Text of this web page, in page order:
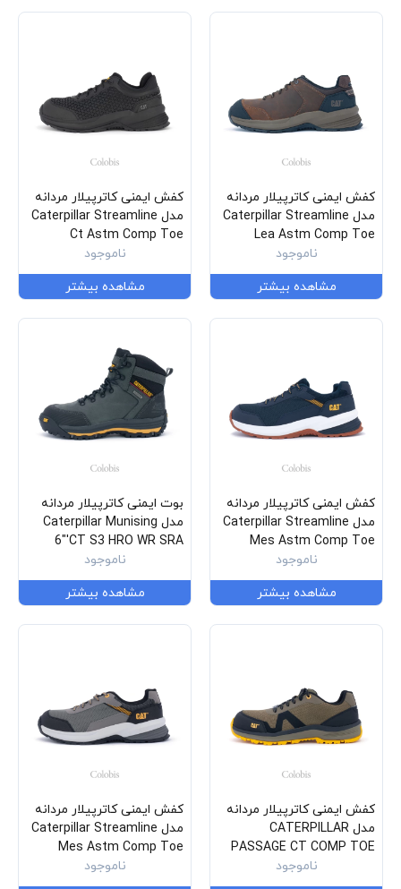
کفش ایمنی کاترپیلار مردانه
مدل Caterpillar Streamline
Lea Astm Comp Toe
ناموجود
مشاهده بیشتر
کفش ایمنی کاترپیلار مردانه
مدل Caterpillar Streamline
Ct Astm Comp Toe
ناموجود
مشاهده بیشتر
کفش ایمنی کاترپیلار مردانه
مدل Caterpillar Streamline
Mes Astm Comp Toe
ناموجود
مشاهده بیشتر
بوت ایمنی کاترپیلار مردانه
مدل Caterpillar Munising
6"'CT S3 HRO WR SRA
ناموجود
مشاهده بیشتر
کفش ایمنی کاترپیلار مردانه
مدل CATERPILLAR
PASSAGE CT COMP TOE
ناموجود
کفش ایمنی کاترپیلار مردانه
مدل Caterpillar Streamline
Mes Astm Comp Toe
ناموجود